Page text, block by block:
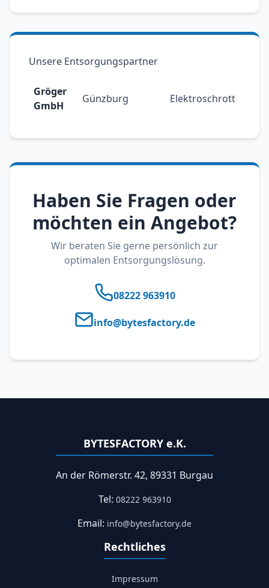
Unsere Entsorgungspartner
Gröger
GmbH
Günzburg Elektroschrott
Haben Sie Fragen oder
möchten ein Angebot?
Wir beraten Sie gerne persönlich zur
optimalen Entsorgungslösung.
08222 963910
info@bytesfactory.de
BYTESFACTORY e.K.
An der Römerstr. 42, 89331 Burgau
Tel: 08222 963910
Email: info@bytesfactory.de
Rechtliches
Impressum